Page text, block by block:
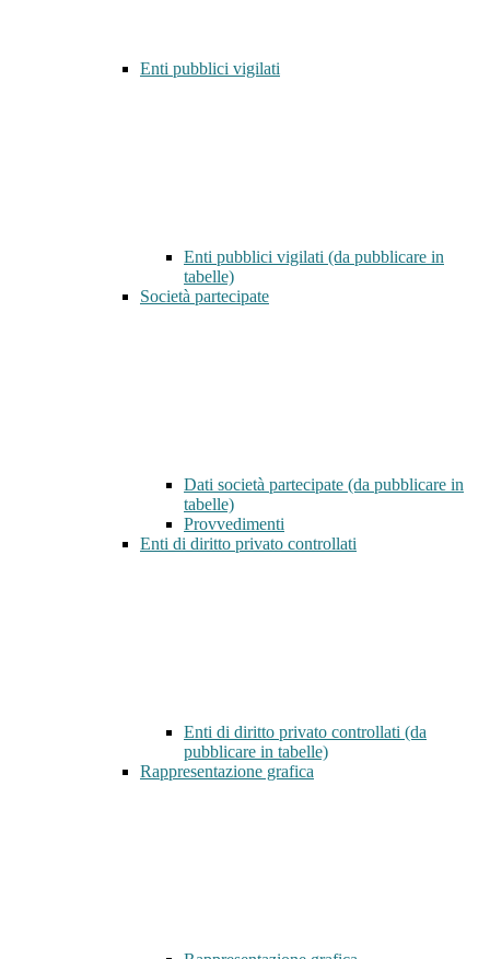
Enti pubblici vigilati
Enti pubblici vigilati (da pubblicare in
tabelle)
Società partecipate
Dati società partecipate (da pubblicare in
tabelle)
Provvedimenti
Enti di diritto privato controllati
Enti di diritto privato controllati (da
pubblicare in tabelle)
Rappresentazione grafica